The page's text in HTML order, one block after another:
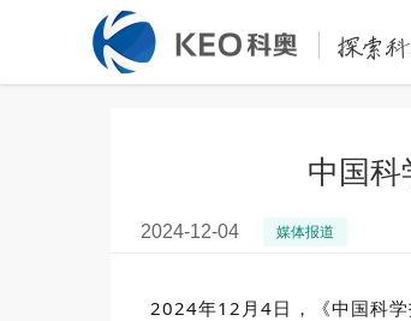
中国科
2024-12-04 媒体报道
2024年12月4日，《中国科